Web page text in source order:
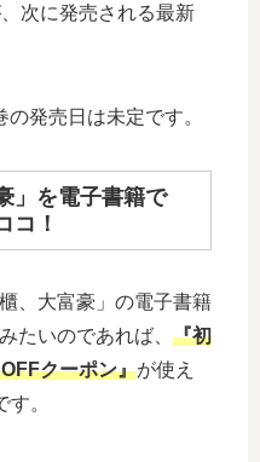
次に発売される最新
の発売日は未定です。
」を電子書籍で
コ！
、大富豪」の電子書籍
たいのであれば、 『初
クーポン』が使え
。